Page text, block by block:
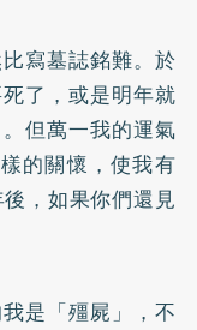
寫墓誌銘難。於
了，或是明年就
但萬一我的運氣
的關懷，使我有
，如果你們還見
是「殭屍」，不